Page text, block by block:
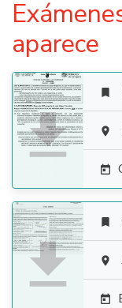
aparece







